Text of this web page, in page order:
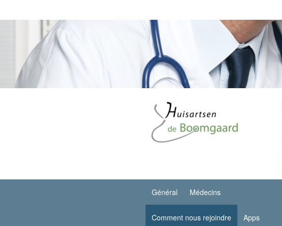
Général Médecins
Comment nous rejoindre Apps